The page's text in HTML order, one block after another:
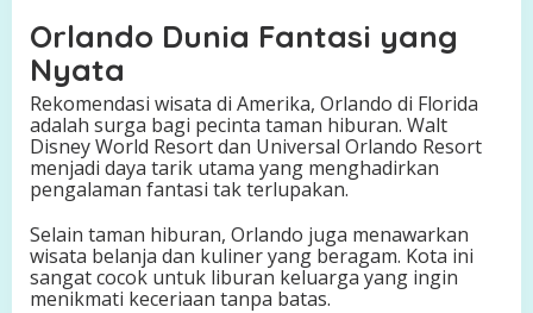
Orlando Dunia Fantasi yang
Nyata
Rekomendasi wisata di Amerika, Orlando di Florida
adalah surga bagi pecinta taman hiburan. Walt
Disney World Resort dan Universal Orlando Resort
menjadi daya tarik utama yang menghadirkan
pengalaman fantasi tak terlupakan.
Selain taman hiburan, Orlando juga menawarkan
wisata belanja dan kuliner yang beragam. Kota ini
sangat cocok untuk liburan keluarga yang ingin
menikmati keceriaan tanpa batas.